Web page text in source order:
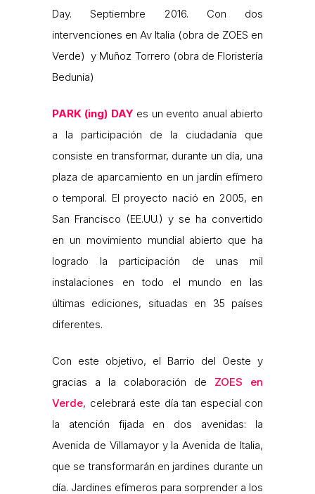
Day. Septiembre 2016. Con dos
intervenciones en Av Italia (obra de ZOES en
Verde) y Muñoz Torrero (obra de Floristería
Bedunia)
PARK (ing) DAY es un evento anual abierto
a la participación de la ciudadanía que
consiste en transformar, durante un día, una
plaza de aparcamiento en un jardín efímero
o temporal. El proyecto nació en 2005, en
San Francisco (EE.UU.) y se ha convertido
en un movimiento mundial abierto que ha
logrado la participación de unas mil
instalaciones en todo el mundo en las
últimas ediciones, situadas en 35 países
diferentes.
Con este objetivo, el Barrio del Oeste y
gracias a la colaboración de ZOES en
Verde, celebrará este día tan especial con
la atención fijada en dos avenidas: la
Avenida de Villamayor y la Avenida de Italia,
que se transformarán en jardines durante un
día. Jardines efímeros para sorprender a los